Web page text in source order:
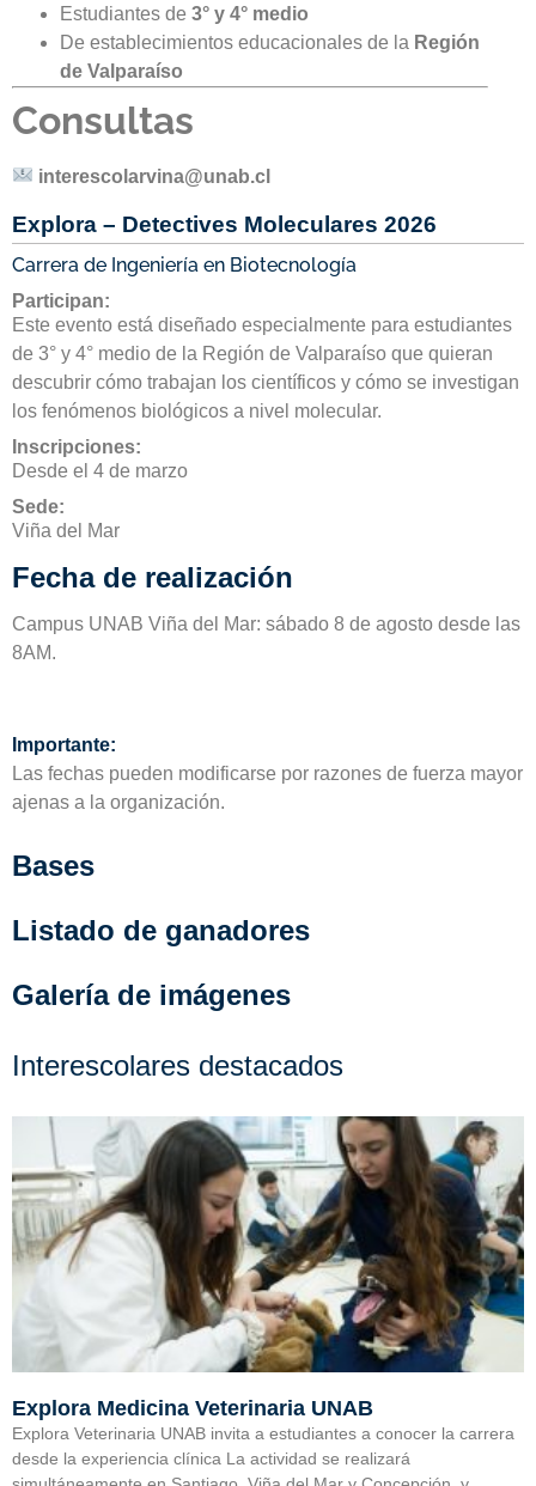
Estudiantes de 3° y 4° medio
De establecimientos educacionales de la Región
de Valparaíso
Consultas
interescolarvina@unab.cl
Explora – Detectives Moleculares 2026
Carrera de Ingeniería en Biotecnología
Participan:
Este evento está diseñado especialmente para estudiantes
de 3° y 4° medio de la Región de Valparaíso que quieran
descubrir cómo trabajan los científicos y cómo se investigan
los fenómenos biológicos a nivel molecular.
Inscripciones:
Desde el 4 de marzo
Sede:
Viña del Mar
Fecha de realización
Campus UNAB Viña del Mar: sábado 8 de agosto desde las
8AM.
Importante:
Las fechas pueden modificarse por razones de fuerza mayor
ajenas a la organización.
Bases
Listado de ganadores
Galería de imágenes
Interescolares destacados
Explora Medicina Veterinaria UNAB
Explora Veterinaria UNAB invita a estudiantes a conocer la carrera
desde la experiencia clínica La actividad se realizará